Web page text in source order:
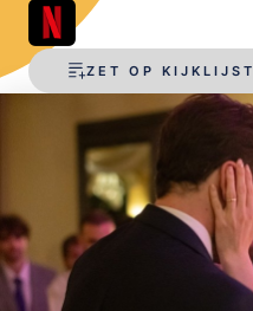
ZET OP KIJKLIJST